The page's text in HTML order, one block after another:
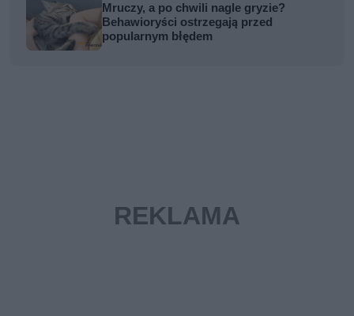
Mruczy, a po chwili nagle gryzie?
Behawioryści ostrzegają przed
popularnym błędem